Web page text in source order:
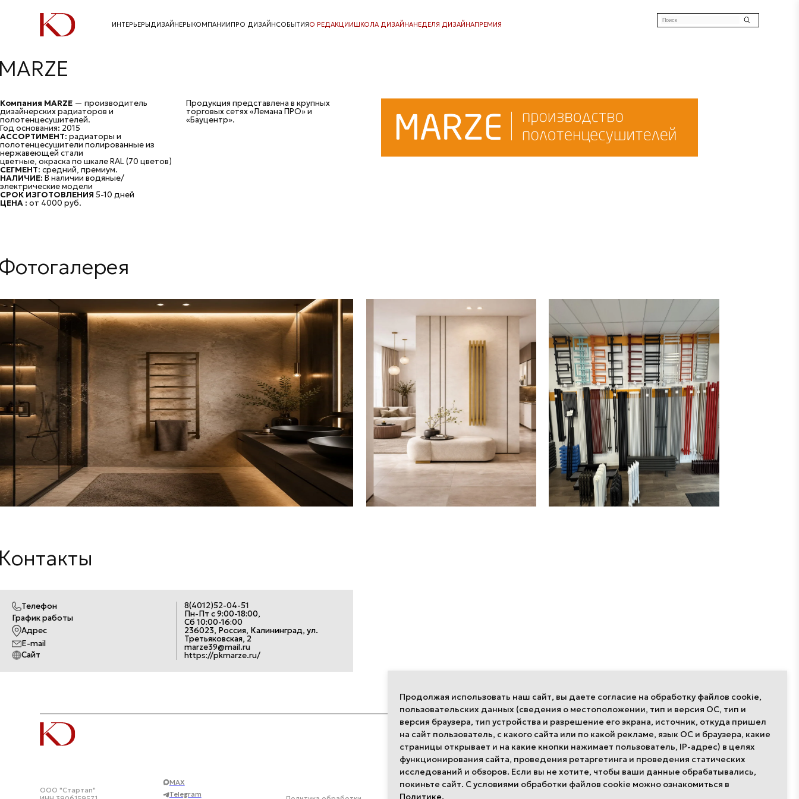
ИНТЕРЬЕРЫ ДИЗАЙНЕРЫ КОМПАНИИ ПРО ДИЗАЙН СОБЫТИЯ О РЕДАКЦИИ ШКОЛА ДИЗАЙНАНЕДЕЛЯ ДИЗАЙНАПРЕМИЯ
Продолжая использовать наш сайт, вы даете согласие на обработку файлов cookie,
пользовательских данных (сведения о местоположении, тип и версия ОС, тип и
версия браузера, тип устройства и разрешение его экрана, источник, откуда пришел
на сайт пользователь, с какого сайта или по какой рекламе, язык ОС и браузера, какие
страницы открывает и на какие кнопки нажимает пользователь, IP-адрес) в целях
функционирования сайта, проведения ретаргетинга и проведения статических
исследований и обзоров. Если вы не хотите, чтобы ваши данные обрабатывались,
покиньте сайт. С условиями обработки файлов cookie можно ознакомиться в
Политике.
Компания MARZE — производитель
дизайнерских радиаторов и
полотенцесушителей.
Год основания: 2015
АССОРТИМЕНТ: радиаторы и
полотенцесушители полированные из
нержавеющей стали
цветные, окраска по шкале RAL (70 цветов)
СЕГМЕНТ: средний, премиум.
НАЛИЧИЕ: В наличии водяные/
электрические модели
СРОК ИЗГОТОВЛЕНИЯ 5-10 дней
ЦЕНА : от 4000 руб.
Продукция представлена в крупных
торговых сетях «Лемана ПРО» и
«Бауцентр».
Телефон
График работы
Адрес
E-mail
Сайт
8(4012)52-04-51
Пн-Пт с 9:00-18:00,
Сб 10:00-16:00
236023, Россия, Калининград, ул.
Третьяковская, 2
marze39@mail.ru
https://pkmarze.ru/
ООО "Стартап"
MAX
Telegram
Разделы
Интерьеры
Компании
Дизайнеры
Публикации
События
Про дизайн
Проекты
Школа дизайна
Неделя дизайна